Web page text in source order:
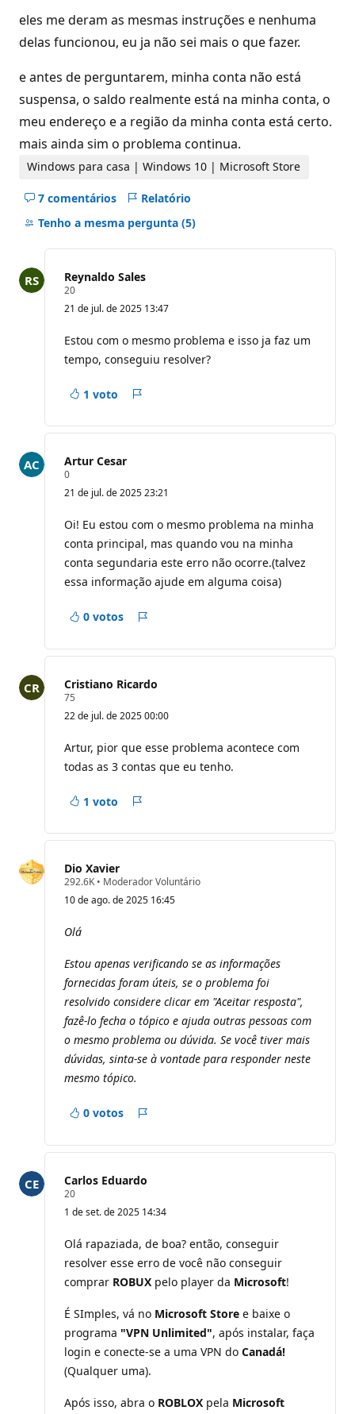
eles me deram as mesmas instruções e nenhuma
delas funcionou, eu ja não sei mais o que fazer.
e antes de perguntarem, minha conta não está
suspensa, o saldo realmente está na minha conta, o
meu endereço e a região da minha conta está certo.
mais ainda sim o problema continua.
Windows para casa | Windows 10 | Microsoft Store
7 comentários
Ocultar
comentários
Relatório
Tenho a mesma pergunta (5)
Reynaldo Sales
20P
n
o
s
d
e
t
ç
ã
21 de jul. de 2025 13:47
Estou com o mesmo problema e isso ja faz um
tempo, conseguiu resolver?
1 voto
Artur Cesar
0P
n
o
s
d
r
e
t
ã
21 de jul. de 2025 23:21
Oi! Eu estou com o mesmo problema na minha
conta principal, mas quando vou na minha
conta segundaria este erro não ocorre.(talvez
essa informação ajude em alguma coisa)
0 votos
Cristiano Ricardo
75
n
o
s
d
e
t
ç
ã
o
22 de jul. de 2025 00:00
Artur, pior que esse problema acontece com
todas as 3 contas que eu tenho.
1 voto
Dio Xavier
292.6K P
n
e
r
e
p
t
a
ç
ã
• Moderador Voluntário
10 de ago. de 2025 16:45
Olá
Estou apenas verificando se as informações
fornecidas foram úteis, se o problema foi
resolvido considere clicar em "Aceitar resposta",
fazê-lo fecha o tópico e ajuda outras pessoas com
o mesmo problema ou dúvida. Se você tiver mais
dúvidas, sinta-se à vontade para responder neste
mesmo tópico.
0 votos
Carlos Eduardo
20P
o
n
o
s
d
r
p
t
a
ç
ã
1 de set. de 2025 14:34
Olá rapaziada, de boa? então, conseguir
resolver esse erro de você não conseguir
comprar ROBUX pelo player da Microsoft!
É SImples, vá no Microsoft Store e baixe o
programa "VPN Unlimited", após instalar, faça
login e conecte-se a uma VPN do Canadá!
(Qualquer uma).
Após isso, abra o ROBLOX pela Microsoft